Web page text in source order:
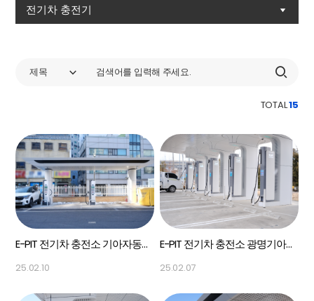
전기차 충전기
제목
TOTAL15
E-PIT 전기차 충전소 기아자동차 인천 플래그십 센터 Panel PC
25.02.10
E-PIT 전기차 충전소 광명기아오토랜드 Panel PC
25.02.07